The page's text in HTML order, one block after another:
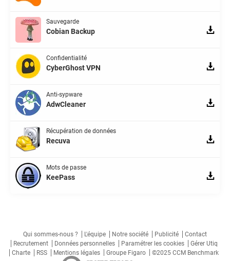
Sauvegarde
Cobian Backup
Confidentialité
CyberGhost VPN
Anti-sypware
AdwCleaner
Récupération de données
Recuva
Mots de passe
KeePass
Qui sommes-nous ? L'équipe Notre société Publicité
Contact
Recrutement
Données personnelles Paramétrer les cookies
Gérer Utiq
Charte
RSS Mentions légales Groupe Figaro ©2025 CCM Benchmark